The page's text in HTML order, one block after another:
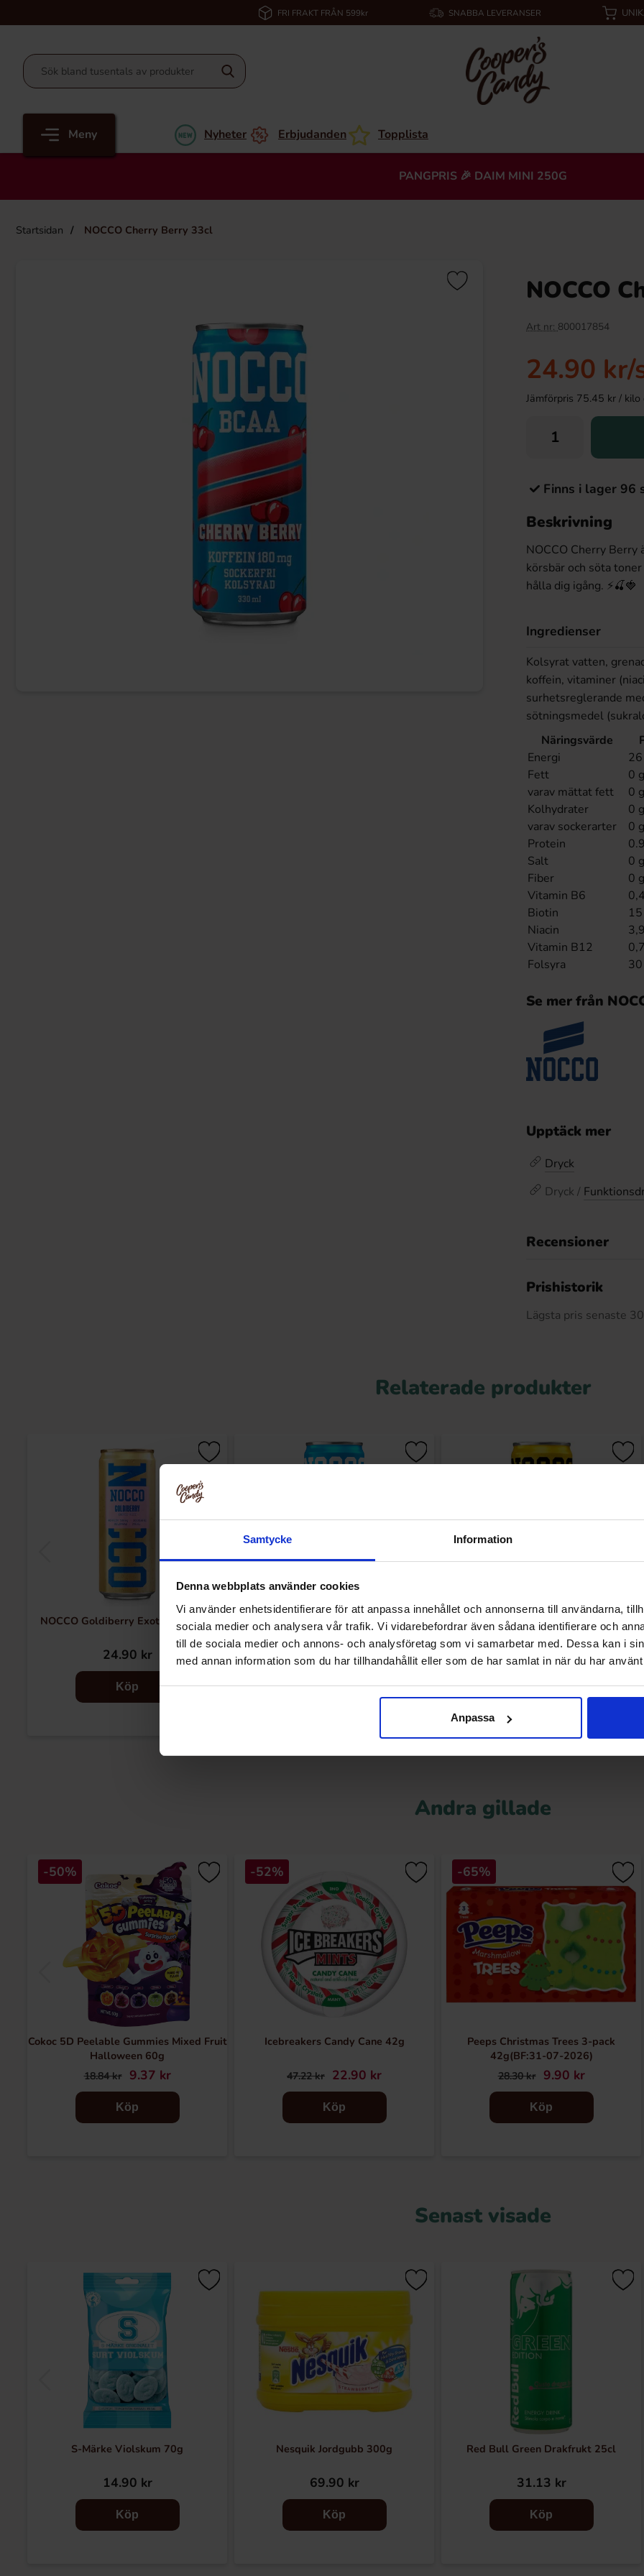
Samtycke Information
Denna webbplats använder cookies
Vi använder enhetsidentifierare för att anpassa innehållet och annonserna till användarna,
sociala medier och analysera vår trafik. Vi vidarebefordrar även sådana identifierare och
till de sociala medier och annons- och analysföretag som vi samarbetar med. Dessa kan i
med annan information som du har tillhandahållit eller som de har samlat in när du har
Anpassa
FRI FRAKT FRÅN 599kr SNABBA LEVERANSER
Meny Nyheter Erbjudanden Topplista
PANGPRIS 🎉 DAIM MINI 250G
Startsidan NOCCO Cherry Berry 33cl
NOCCO
Art nr: 800017854
24.90 kr/
Jämförpris 75.45 kr / kilo
Finns i lager 96
Beskrivning
NOCCO Cherry Berry
körsbär och söta
hålla dig igång. ⚡🍒🍓
Ingredienser
Kolsyrat vatten,
koffein, vitaminer
surhetsreglerande
sötningsmedel
Näringsvärde
Energi
Fett
0 g
varav mättat fett
0 g
Kolhydrater
0 g
varav sockerarter
0 g
Protein
Salt
0 g
Fiber
0 g
Vitamin B6
Biotin
Niacin
Vitamin B12
Folsyra
Se mer från
Upptäck mer
Dryck
Dryck /
Recensioner
Prishistorik
Lägsta pris senaste
Relaterade produkter
NOCCO Goldiberry Exotic Fizz 33cl
24.90 kr
Köp
NOCCO Blue Raspberry 33cl
25.46 kr
Köp
NOCCO San Citro 33cl
25.46 kr
Köp
Andra gillade
-50%
Cokoc 5D Peelable Gummies Mixed Fruit
Halloween 60g
18.84 kr 9.37 kr
Köp
-52%
Icebreakers Candy Cane 42g
47.22 kr 22.90 kr
Köp
-65%
Peeps Christmas Trees 3-pack
42g(BF:31-07-2026)
28.30 kr 9.90 kr
Köp
Senast visade
S-Märke Violskum 70g
14.90 kr
Köp
Nesquik Jordgubb 300g
69.90 kr
Köp
Red Bull Green Drakfrukt 25cl
31.13 kr
Köp